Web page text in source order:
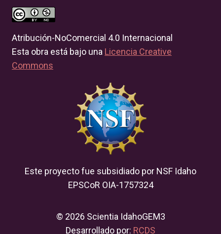
Atribución-NoComercial 4.0 Internacional
Esta obra está bajo una Licencia Creative
Commons
Este proyecto fue subsidiado por NSF Idaho
EPSCoR OIA-1757324
© 2026 Scientia IdahoGEM3
Desarrollado por: RCDS